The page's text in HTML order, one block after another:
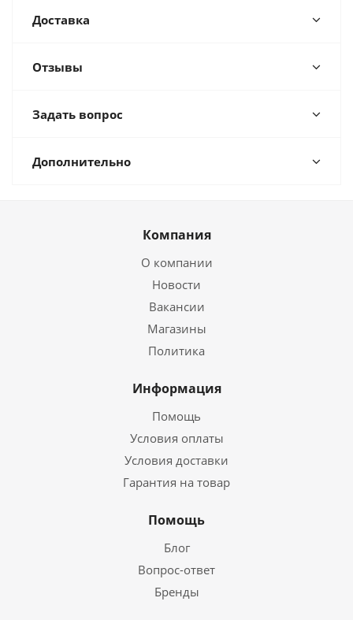
Доставка
Отзывы
Задать вопрос
Дополнительно
Компания
О компании
Новости
Вакансии
Магазины
Политика
Информация
Помощь
Условия оплаты
Условия доставки
Гарантия на товар
Помощь
Блог
Вопрос-ответ
Бренды